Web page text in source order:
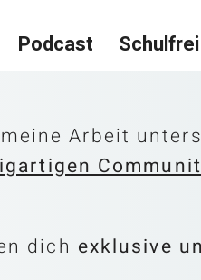
Podcast Schulfrei
Arbeit
dich exklusive